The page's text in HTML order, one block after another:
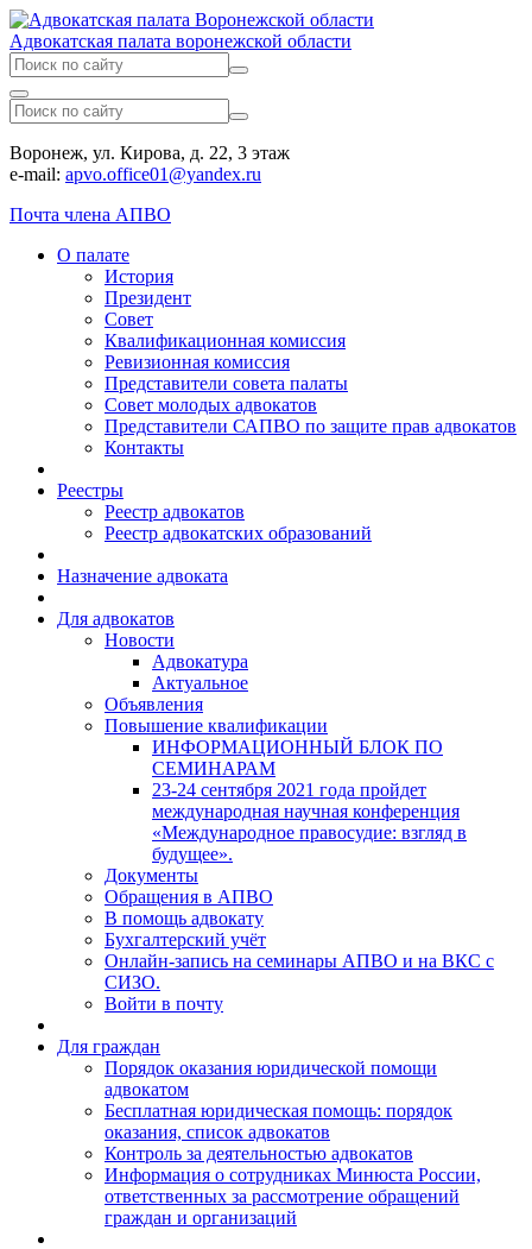
Адвокатская палата воронежской области
Воронеж, ул. Кирова, д. 22, 3 этаж
e-mail: apvo.office01@yandex.ru
Почта члена АПВО
О палате
История
Президент
Совет
Квалификационная комиссия
Ревизионная комиссия
Представители совета палаты
Совет молодых адвокатов
Представители САПВО по защите прав адвокатов
Контакты
Реестры
Реестр адвокатов
Реестр адвокатских образований
Назначение адвоката
Для адвокатов
Новости
Адвокатура
Актуальное
Объявления
Повышение квалификации
ИНФОРМАЦИОННЫЙ БЛОК ПО
СЕМИНАРАМ
23-24 сентября 2021 года пройдет
международная научная конференция
«Международное правосудие: взгляд в
будущее».
Документы
Обращения в АПВО
В помощь адвокату
Бухгалтерский учёт
Онлайн-запись на семинары АПВО и на ВКС с
СИЗО.
Войти в почту
Для граждан
Порядок оказания юридической помощи
адвокатом
Бесплатная юридическая помощь: порядок
оказания, список адвокатов
Контроль за деятельностью адвокатов
Информация о сотрудниках Минюста России,
ответственных за рассмотрение обращений
граждан и организаций